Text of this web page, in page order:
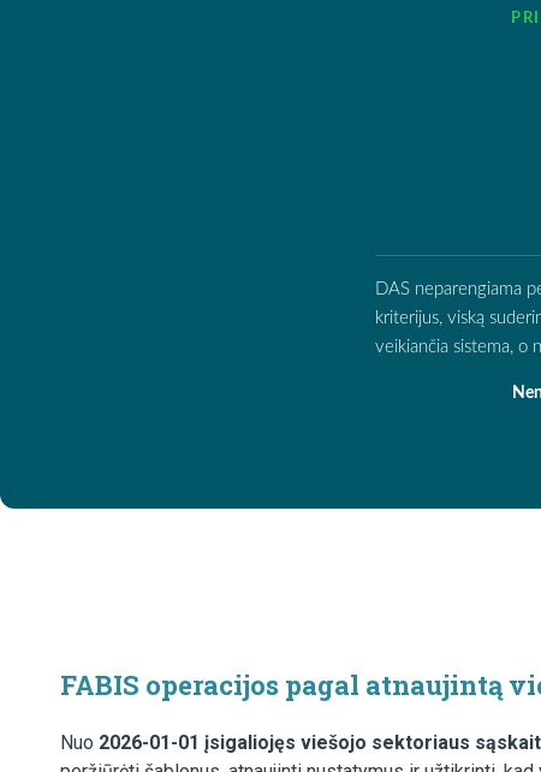
DAS neparengiama
kriterijus, viską
veikiančia sistema, o
FABIS operacijos pagal atnaujintą
Nuo 2026-01-01 įsigaliojęs viešojo sektoriaus